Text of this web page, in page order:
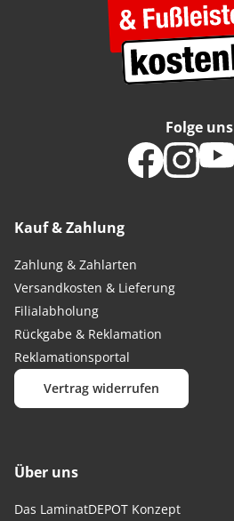
Kauf & Zahlung
Zahlung & Zahlarten
Versandkosten & Lieferung
Filialabholung
Rückgabe & Reklamation
Reklamationsportal
Vertrag widerrufen
Folge uns
Über uns
Das LaminatDEPOT Konzept